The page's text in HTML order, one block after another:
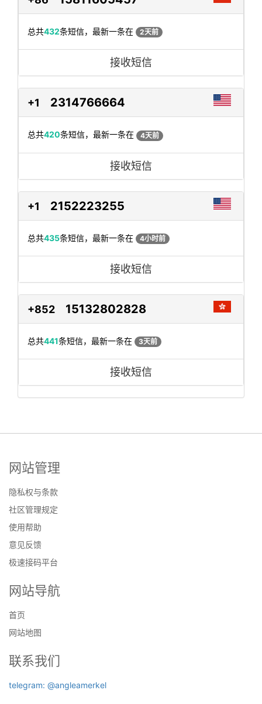
总共432条短信，最新一条在 2天前
接收短信
+1 2314766664
总共420条短信，最新一条在 4天前
接收短信
+1 2152223255
总共435条短信，最新一条在 4小时前
接收短信
+852 15132802828
总共441条短信，最新一条在 3天前
接收短信
网站管理
隐私权与条款
社区管理规定
使用帮助
意见反馈
极速接码平台
网站导航
首页
网站地图
联系我们
telegram: @angleamerkel